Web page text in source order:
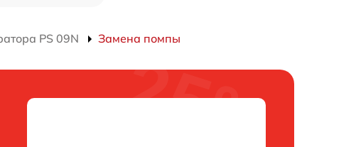
PS 09N Замена помпы